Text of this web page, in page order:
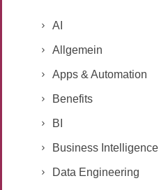
AI
Allgemein
Apps & Automation
Benefits
BI
Business Intelligence
Data Engineering